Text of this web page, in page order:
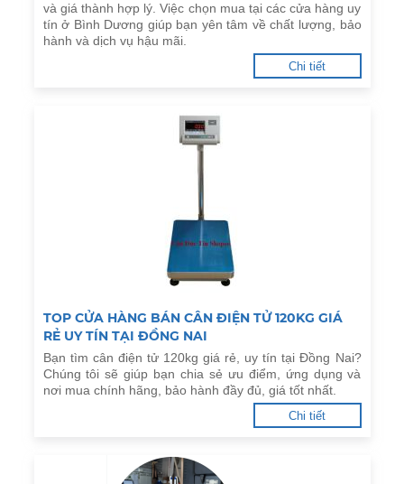
và giá thành hợp lý. Việc chọn mua tại các cửa hàng uy
tín ở Bình Dương giúp bạn yên tâm về chất lượng, bảo
hành và dịch vụ hậu mãi.
Chi tiết
TOP CỬA HÀNG BÁN CÂN ĐIỆN TỬ 120KG GIÁ
RẺ UY TÍN TẠI ĐỒNG NAI
Bạn tìm cân điện tử 120kg giá rẻ, uy tín tại Đồng Nai?
Chúng tôi sẽ giúp bạn chia sẻ ưu điểm, ứng dụng và
nơi mua chính hãng, bảo hành đầy đủ, giá tốt nhất.
Chi tiết